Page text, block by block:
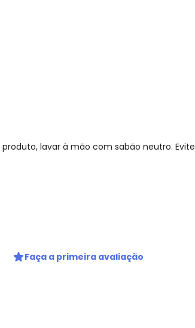
lavar à mão com sabão neutro.
Faça a primeira avaliação